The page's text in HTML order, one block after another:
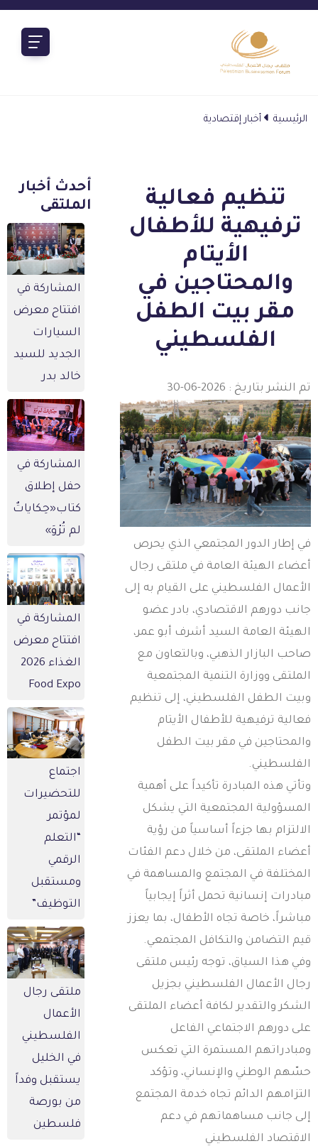
الرئيسية أخبار إقتصادية
تنظيم فعالية
ترفيهية للأطفال
الأيتام
والمحتاجين في
مقر بيت الطفل
الفلسطيني
النشر بتاريخ : 2026-06-30
إطار الدور المجتمعي الذي يحرص
الهيئة العامة في ملتقى رجال
الفلسطيني على القيام به إلى
دورهم الاقتصادي، بادر عضو
العامة السيد أشرف أبو عمر،
البازار الذهبي، وبالتعاون مع
ووزارة التنمية المجتمعية
الطفل الفلسطيني، إلى تنظيم
ترفيهية للأطفال الأيتام
في مقر بيت الطفل
هذه المبادرة تأكيداً على أهمية
المجتمعية التي يشكل
بها جزءاً أساسياً من رؤية
الملتقى، من خلال دعم الفئات
في المجتمع والمساهمة في
إنسانية تحمل أثراً إيجابياً
خاصة تجاه الأطفال، بما يعزز
التضامن والتكافل المجتمعي.
هذا السياق، توجه رئيس ملتقى
الأعمال الفلسطيني بجزيل
والتقدير لكافة أعضاء الملتقى
دورهم الاجتماعي الفاعل
المستمرة التي تعكس
الوطني والإنساني، وتؤكد
الدائم تجاه خدمة المجتمع
جانب مساهماتهم في دعم
الفلسطيني
أحدث أخبار
الملتقى
المشاركة في
افتتاح معرض
السيارات
الجديد للسيد
خالد بدر
المشاركة في
حفل إطلاق
كتاب«حِكاياتٌ
لم تُرْوَ»
المشاركة في
افتتاح معرض
الغذاء 2026
Food Expo
اجتماع
للتحضيرات
لمؤتمر
“التعلم
الرقمي
ومستقبل
التوظيف”
ملتقى رجال
الأعمال
الفلسطيني
في الخليل
يستقبل وفداً
من بورصة
فلسطين